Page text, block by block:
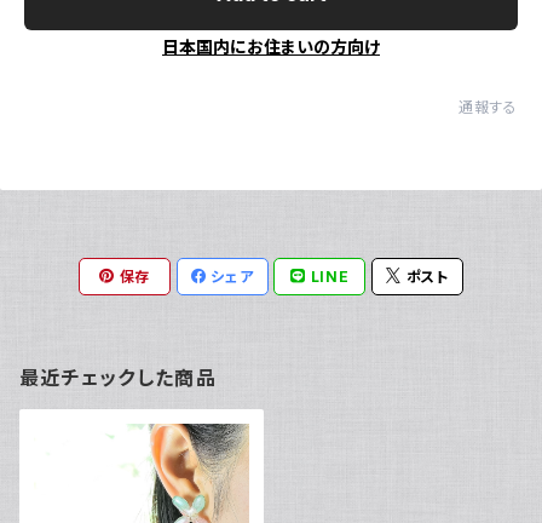
日本国内にお住まいの方向け
通報する
保存 シェア LINE ポスト
最近チェックした商品